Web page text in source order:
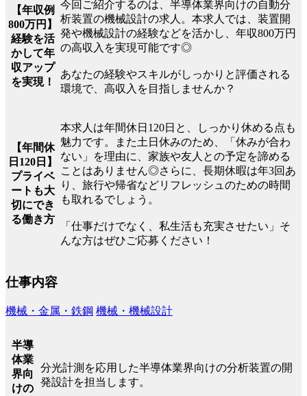
【年収例
800万円】
経験を活
かして年
収アップ
を実現！
今回ご紹介するのは、半導体業界向けの自動分
析装置の機械設計の求人。本求人では、装置開
発や機械設計の経験などを活かし、年収800万円
の高収入を実現可能です◎
あなたの経験やスキルがしっかりと評価される
環境で、高収入を目指しませんか？
【年間休
日120日】
プライベ
ートも大
切にでき
る働き方
本求人は年間休日120日と、しっかり休める点も
魅力です。また土日休みのため、「休みが合わ
ない」を理由に、家族や友人との予定を諦める
ことはありません◎さらに、長期休暇は年3回あ
り、旅行や帰省などリフレッシュのための時間
も取れるでしょう。
「仕事だけでなく、私生活も充実させたい」そ
んな方はぜひご応募ください！
仕事内容
機械・金属・鉄鋼 機械・機械設計
半導
体業
界向
けの
分光計測を応用した半導体業界向けの分析装置の開
発設計を担当します。